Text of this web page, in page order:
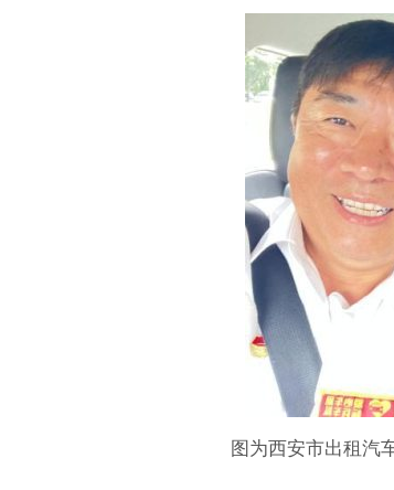
图为西安市出租汽